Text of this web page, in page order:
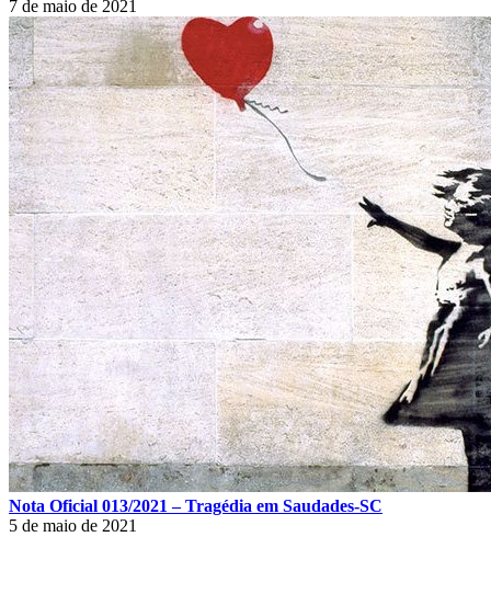
7 de maio de 2021
Nota Oficial 013/2021 – Tragédia em Saudades-SC
5 de maio de 2021